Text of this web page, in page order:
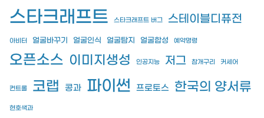
스타크래프트 스타크래프트 버그 스테이블디퓨전
아비터 얼굴바꾸기 얼굴인식 얼굴탐지 얼굴합성 예약명령
오픈소스 이미지생성 인공지능 저그 참개구리 커세어
컨트롤 코랩 콩과 파이썬 프로토스 한국의 양서류
현호색과